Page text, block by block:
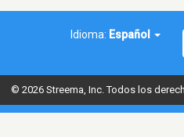
Idioma: Español
© 2026 Streema, Inc. Todos los